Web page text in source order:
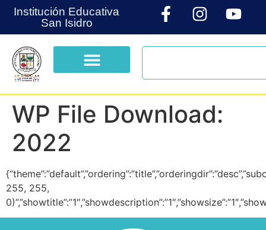
Institución Educativa
San Isidro
WP File Download:
2022
255, 255,